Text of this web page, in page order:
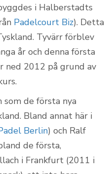
i Halberstadts
Padelcourt Biz). Detta
Tyvärr förblev
år och denna första
ned 2012 på grund av
de första nya
Bland annat här i
Berlin) och Ralf
de första,
i Frankfurt (2011 i